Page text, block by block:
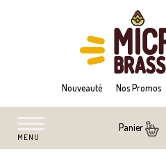
Nouveauté Nos Promos
Panier
MENU